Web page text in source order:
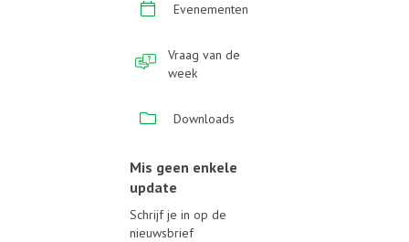
Evenementen
Vraag van de
week
Downloads
Mis geen enkele
update
Schrijf je in op de
nieuwsbrief